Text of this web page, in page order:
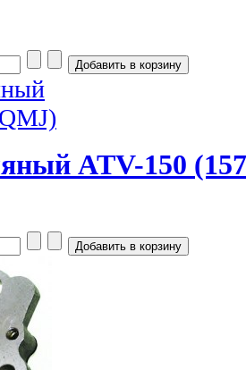
ATV-150